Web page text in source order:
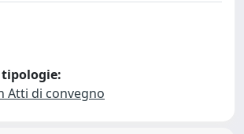
Atti di convegno